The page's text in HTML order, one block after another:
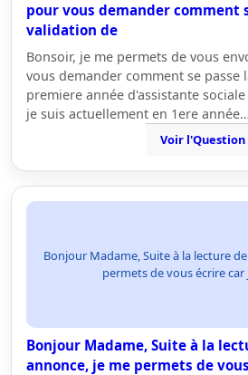
pour vous demander comment
validation de
Bonsoir, je me permets de vous
vous demander comment se passe
premiere année d'assistante
je suis actuellement en 1ere
Voir l'Question
Bonjour Madame, Suite à la lecture
permets de vous écrire car
Bonjour Madame, Suite à la
annonce, je me permets de